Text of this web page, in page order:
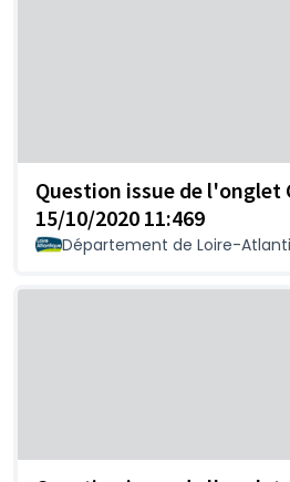
Question issue de l'onglet
15/10/2020 11:469
Département de Loire-